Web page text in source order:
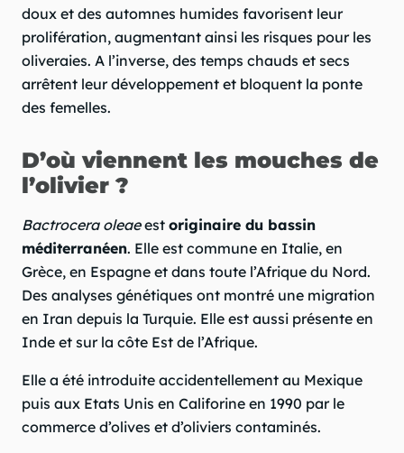
doux et des automnes humides favorisent leur
prolifération, augmentant ainsi les risques pour les
oliveraies. A l’inverse, des temps chauds et secs
arrêtent leur développement et bloquent la ponte
des femelles.
D’où viennent les mouches de
l’olivier ?
Bactrocera oleaeest originaire du bassin
méditerranéen. Elle est commune en Italie, en
Grèce, en Espagne et dans toute l’Afrique du Nord.
Des analyses génétiques ont montré une migration
en Iran depuis la Turquie. Elle est aussi présente en
Inde et sur la côte Est de l’Afrique.
Elle a été introduite accidentellement au Mexique
puis aux Etats Unis en Califorine en 1990 par le
commerce d’olives et d’oliviers contaminés.